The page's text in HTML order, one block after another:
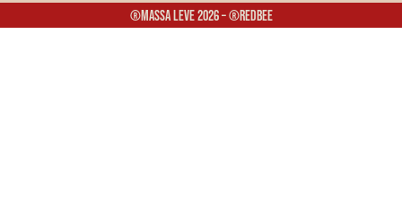
®Massa Leve 2026 – ®Redbee